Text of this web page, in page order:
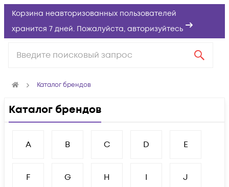
Корзина неавторизованных пользователей
хранится 7 дней. Пожалуйста, авторизуйтесь
Каталог брендов
Каталог брендов
A B C D E
F G H I J